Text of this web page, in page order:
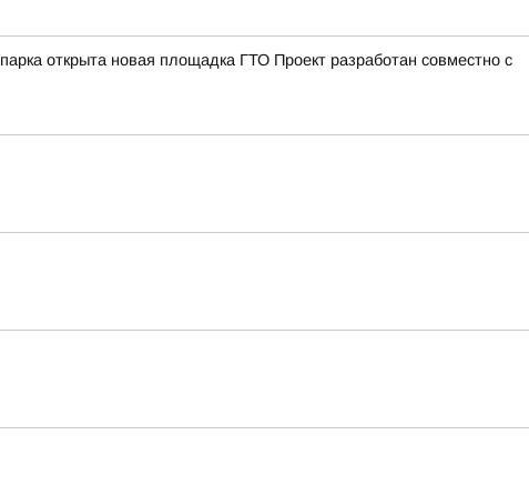
открыта новая площадка ГТО Проект разработан совместно с